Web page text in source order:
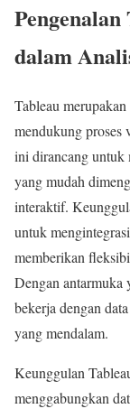
dalam
Tableau
mendukung proses
ini dirancang untuk
yang mudah
interaktif.
untuk
memberikan
Dengan antarmuka
bekerja dengan
yang mendalam.
Keunggulan
menggabungkan